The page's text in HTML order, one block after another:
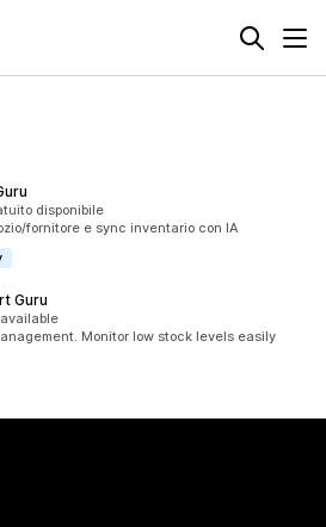
disponibile
fornitore e sync inventario con IA
Guru
Monitor low stock levels easily